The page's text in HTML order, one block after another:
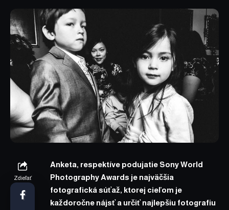
Zdieľať
Anketa, respektíve podujatie Sony World
Photography Awards je najväčšia
fotografická súťaž, ktorej cieľom je
každoročne nájsť a určiť najlepšiu fotografiu